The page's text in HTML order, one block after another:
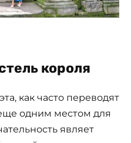
короля
как часто переводят
одним местом для
являет